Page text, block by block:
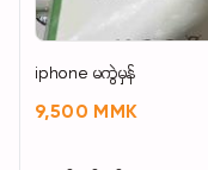
iphone မကွဲမှန်
9,500 MMK